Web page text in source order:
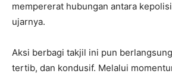
mempererat hubungan antara
ujarnya.
Aksi berbagi takjil ini pun
tertib, dan kondusif. Melalui